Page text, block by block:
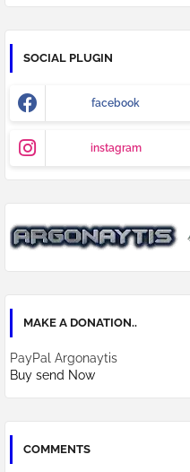
SOCIAL PLUGIN
facebook
instagram
MAKE A DONATION..
PayPal Argonaytis
Buy send Now
COMMENTS